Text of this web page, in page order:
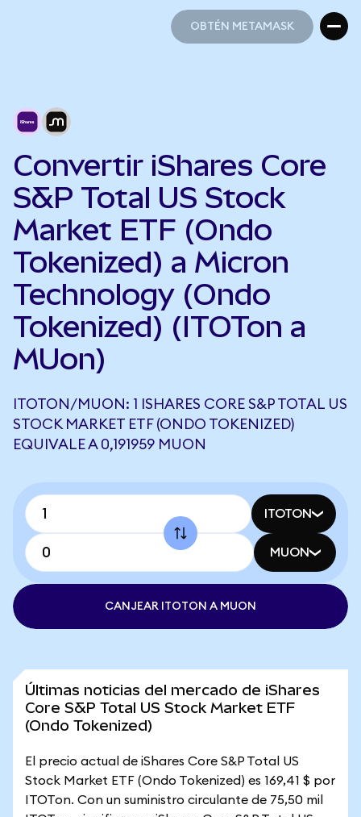
OBTÉN METAMASK
Convertir iShares Core
S&P Total US Stock
Market ETF (Ondo
Tokenized) a Micron
Technology (Ondo
Tokenized) (ITOTon a
MUon)
ITOTON/MUON: 1 ISHARES CORE S&P TOTAL US
STOCK MARKET ETF (ONDO TOKENIZED)
EQUIVALE A 0,191959 MUON
ITOTON
MUON
CANJEAR ITOTON A MUON
Últimas noticias del mercado de iShares
Core S&P Total US Stock Market ETF
(Ondo Tokenized)
El precio actual de iShares Core S&P Total US
Stock Market ETF (Ondo Tokenized) es 169,41 $ por
ITOTon. Con un suministro circulante de 75,50 mil